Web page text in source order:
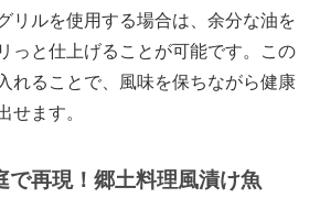
リルを使用する場合は、余分な油を
っと仕上げることが可能です。この
れることで、風味を保ちながら健康
せます。
で再現！郷土料理風漬け魚